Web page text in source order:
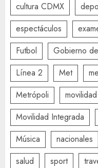
cultura CDMX
espectáculos
Futbol
Gobierno
Línea 2
Met
Metrópoli
movilidad
Movilidad Integrada
Música
nacionales
salud
sport